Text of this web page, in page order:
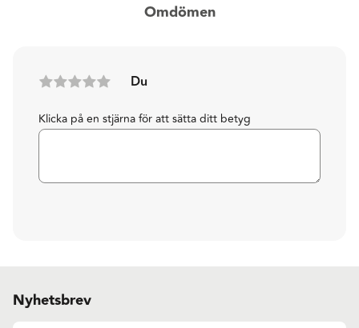
Omdömen
Du
Klicka på en stjärna för att sätta ditt betyg
Nyhetsbrev